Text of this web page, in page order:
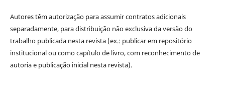
Autores têm autorização para assumir contratos adicionais
separadamente, para distribuição não exclusiva da versão do
trabalho publicada nesta revista (ex.: publicar em repositório
institucional ou como capítulo de livro, com reconhecimento de
autoria e publicação inicial nesta revista).